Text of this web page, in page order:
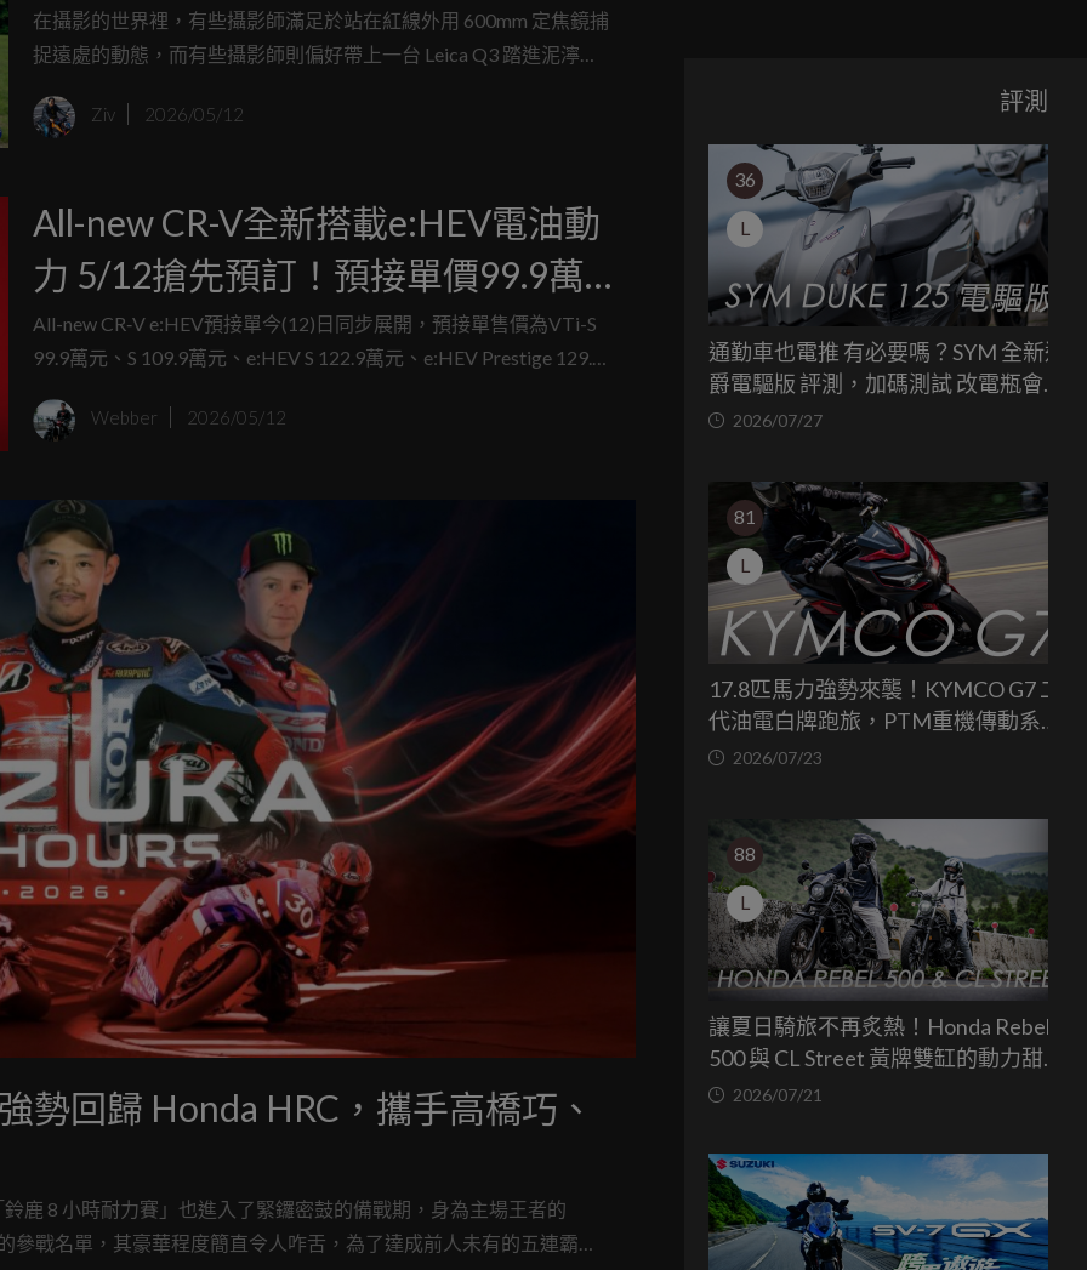
Experience 版圖，讓賽事週末進化
為泥土與柏油交織冒險
在攝影的世界裡，有些攝影師滿足於站在紅線外用 600mm 定焦鏡捕
捉遠處的動態，而有些攝影師則偏好帶上一台 Leica Q3 踏進泥濘，
是現代運動賽事最有趣的轉變。
Ziv 2026/05/12
All-new CR-V全新搭載e:HEV電油動
力 5/12搶先預訂！預接單價99.9萬
元起 6/8前下訂交車送 限量「CR-V
靜謐野餐組」與「5年無限里程延長
保固」
All-new CR‑V e:HEV預接單今(12)日同步展開，預接單售價為VTi-S
99.9萬元、S 109.9萬元、e:HEV S 122.9萬元、e:HEV Prestige 129.9
500組)與「5年無限里程延長保固」，並預計6月13日全台店頭上
Webber 2026/05/12
勢回歸 Honda HRC，攜手高橋巧、
鹿 8 小時耐力賽」也進入了緊鑼密鼓的備戰期，身為主場王者的
參戰名單，其豪華程度簡直令人咋舌，為了達成前人未有的五連霸紀
評測
36
L
通勤車也電推 有必要嗎？SYM 全新迪
爵電驅版 評測，加碼測試 改電瓶會更
省油嗎？
2026/07/27
81
L
17.8匹馬力強勢來襲！KYMCO G7 二
代油電白牌跑旅，PTM重機傳動系統
與8公斤減重的操控饗宴
2026/07/23
88
L
讓夏日騎旅不再炙熱！Honda Rebel
500 與 CL Street 黃牌雙缸的動力甜蜜
點 2026/07/21